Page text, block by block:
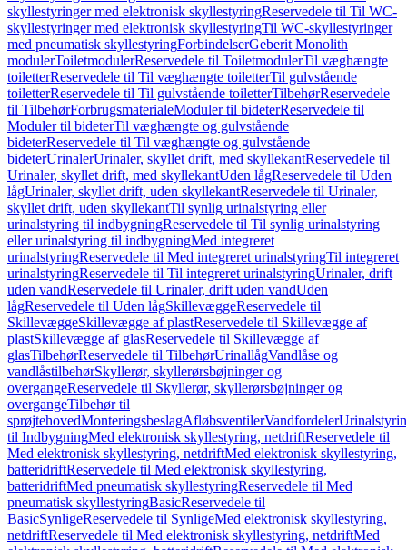
skyllestyringer med elektronisk skyllestyringReservedele til Til WC-
skyllestyringer med elektronisk skyllestyringTil WC-skyllestyringer
med pneumatisk skyllestyringForbindelserGeberit Monolith
modulerToiletmodulerReservedele til ToiletmodulerTil væghængte
toiletterReservedele til Til væghængte toiletterTil gulvstående
toiletterReservedele til Til gulvstående toiletterTilbehørReservedele
til TilbehørForbrugsmaterialeModuler til bideterReservedele til
Moduler til bideterTil væghængte og gulvstående
bideterReservedele til Til væghængte og gulvstående
bideterUrinalerUrinaler, skyllet drift, med skyllekantReservedele til
Urinaler, skyllet drift, med skyllekantUden lågReservedele til Uden
lågUrinaler, skyllet drift, uden skyllekantReservedele til Urinaler,
skyllet drift, uden skyllekantTil synlig urinalstyring eller
urinalstyring til indbygningReservedele til Til synlig urinalstyring
eller urinalstyring til indbygningMed integreret
urinalstyringReservedele til Med integreret urinalstyringTil integreret
urinalstyringReservedele til Til integreret urinalstyringUrinaler, drift
uden vandReservedele til Urinaler, drift uden vandUden
lågReservedele til Uden lågSkillevæggeReservedele til
SkillevæggeSkillevægge af plastReservedele til Skillevægge af
plastSkillevægge af glasReservedele til Skillevægge af
glasTilbehørReservedele til TilbehørUrinallågVandlåse og
vandlåstilbehørSkyllerør, skyllerørsbøjninger og
overgangeReservedele til Skyllerør, skyllerørsbøjninger og
overgangeTilbehør til
sprøjtehovedMonteringsbeslagAfløbsventilerVandfordeler
til IndbygningMed elektronisk skyllestyring, netdriftReservedele til
Med elektronisk skyllestyring, netdriftMed elektronisk skyllestyring,
batteridriftReservedele til Med elektronisk skyllestyring,
batteridriftMed pneumatisk skyllestyringReservedele til Med
pneumatisk skyllestyringBasicReservedele til
BasicSynligeReservedele til SynligeMed elektronisk skyllestyring,
netdriftReservedele til Med elektronisk skyllestyring, netdriftMed